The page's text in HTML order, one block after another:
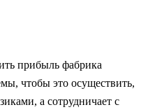
прибыль фабрика
чтобы это осуществить,
а сотрудничает с